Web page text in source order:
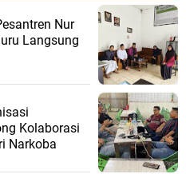
Nur
Langsung
Kolaborasi
Narkoba